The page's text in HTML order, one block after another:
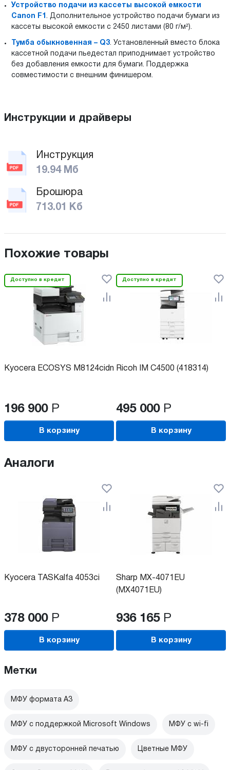
Устройство подачи из кассеты высокой емкости
Canon F1 . Дополнительное устройство подачи бумаги из
кассеты высокой емкости с 2450 листами (80 г/м²).
Тумба обыкновенная – Q3. Установленный вместо блока
кассетной подачи пьедестал приподнимает устройство
без добавления емкости для бумаги. Поддержка
совместимости с внешним финишером.
Инструкции и драйверы
Инструкция
19.94 Мб
Брошюра
713.01 Кб
Похожие товары
Доступно в кредит
Kyocera ECOSYS M8124cidn
196 900 Р
В корзину
Доступно в кредит
Ricoh IM C4500 (418314)
495 000 Р
В корзину
Аналоги
Kyocera TASKalfa 4053ci
378 000 Р
В корзину
Sharp MX-4071EU
(MX4071EU)
936 165 Р
В корзину
Метки
МФУ формата А3
МФУ с поддержкой Microsoft Windows МФУ c wi-fi
МФУ с двусторонней печатью Цветные МФУ